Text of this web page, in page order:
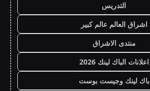
التدريس
اشراق العالم عالم كبير
منتدى الاشراق
اعلانات الباك لينك 2026
باك لينك وجيست بوست